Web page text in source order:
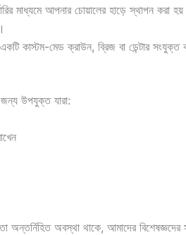
মাধ্যমে আপনার চোয়ালের হাড়ে স্থাপন করা
কাস্টম-মেড ক্রাউন, ব্রিজ বা ডেন্টার সংযুক্ত
জন্য উপযুক্ত যারা:
অন্তর্নিহিত অবস্থা থাকে, আমাদের